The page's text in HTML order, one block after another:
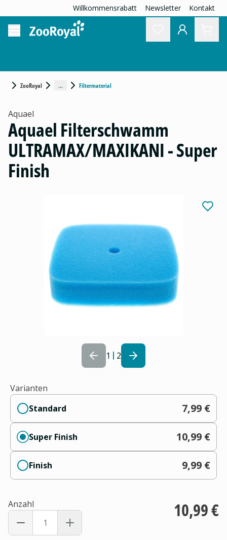
Willkommensrabatt Newsletter Kontakt
ZooRoyal ... Filtermaterial
1 2
Aquael
Aquael Filterschwamm
ULTRAMAX/MAXIKANI - Super
Finish
Varianten
Standard
7,99 €
Super Finish 10,99 €
Finish 9,99 €
Anzahl 10,99 €